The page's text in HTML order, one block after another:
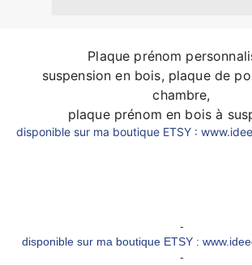
Plaque prénom
suspension en bois, plaque de
chambre,
plaque prénom en bois à
disponible sur ma boutique ETSY :
-
disponible sur ma boutique ETSY :
-